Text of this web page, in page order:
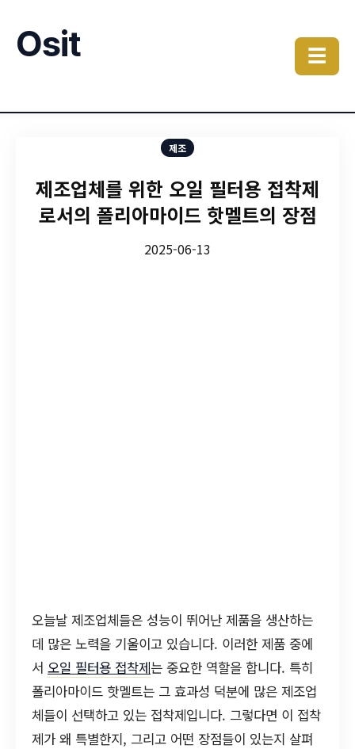
Osit ☰
제조
제조업체를 위한 오일 필터용 접착제
로서의 폴리아마이드 핫멜트의 장점
2025-06-13
오늘날 제조업체들은 성능이 뛰어난 제품을 생산하는
데 많은 노력을 기울이고 있습니다. 이러한 제품 중에
서 오일 필터용 접착제는 중요한 역할을 합니다. 특히
폴리아마이드 핫멜트는 그 효과성 덕분에 많은 제조업
체들이 선택하고 있는 접착제입니다. 그렇다면 이 접착
제가 왜 특별한지, 그리고 어떤 장점들이 있는지 살펴